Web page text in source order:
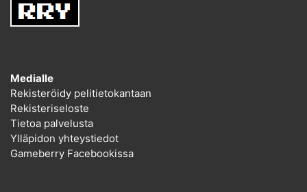
Medialle
Rekisteröidy pelitietokantaan
Rekisteriseloste
Tietoa palvelusta
Ylläpidon yhteystiedot
Gameberry Facebookissa